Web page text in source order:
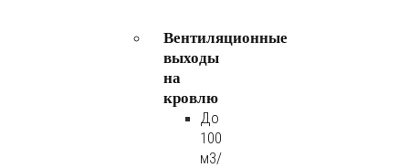
Вентиляционные
выходы
на
кровлю
До
100
м3/